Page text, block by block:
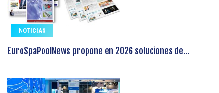
NOTICIAS
EuroSpaPoolNews propone en 2026 soluciones de...